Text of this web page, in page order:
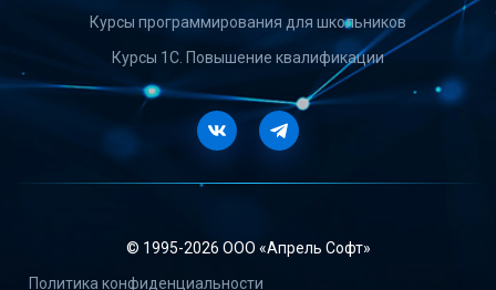
Курсы программирования для школьников
Курсы 1С. Повышение квалификации
VkontakteTelegram
© 1995-2026 ООО «Апрель Софт»
Политика конфиденциальности